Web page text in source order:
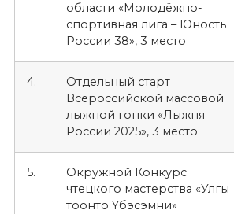
области «Молодёжно-
спортивная лига – Юность
России 38», 3 место
4.
Отдельный старт
Всероссийской массовой
лыжной гонки «Лыжня
России 2025», 3 место
5.
Окружной Конкурс
чтецкого мастерства «Улгы
тоонто Yбэсэмни»